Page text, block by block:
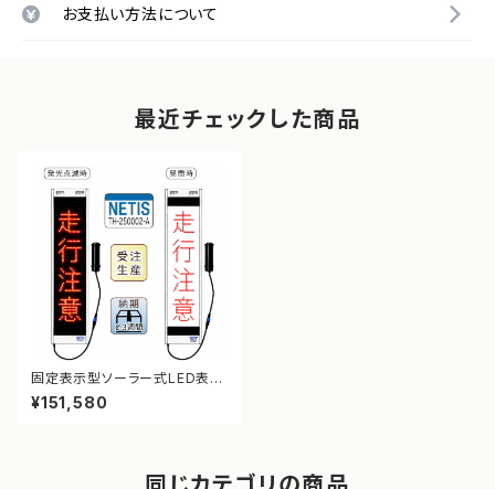
お支払い方法について
最近チェックした商品
固定表示型ソーラー式LED表示
板 ドットサイン【走行注意】【NE
TIS登録】
¥151,580